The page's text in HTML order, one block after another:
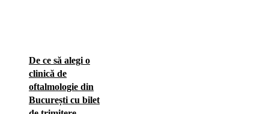
De ce să alegi o
clinică de
oftalmologie din
București cu bilet